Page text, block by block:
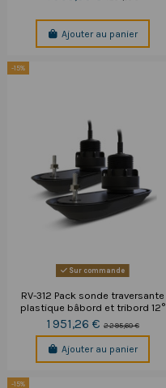
Ajouter au panier
-15%
Sur commande
RV-312 Pack sonde traversante
plastique bâbord et tribord 12°
1 951,26 € 2 295,60 €
Ajouter au panier
-15%